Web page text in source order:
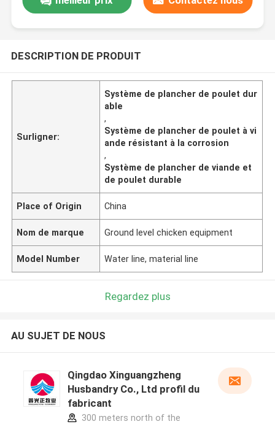
DESCRIPTION DE PRODUIT
Surligner:
Système de plancher de poulet dur
able
,
Système de plancher de poulet à vi
ande résistant à la corrosion
,
Système de plancher de viande et
de poulet durable
Place of Origin China
Nom de marque Ground level chicken equipment
Model Number Water line, material line
Regardez plus
AU SUJET DE NOUS
Qingdao Xinguangzheng
Husbandry Co., Ltd profil du
fabricant
300 meters north of the